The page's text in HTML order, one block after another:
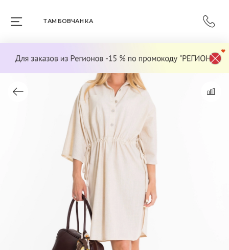
ТАМБОВЧАНКА